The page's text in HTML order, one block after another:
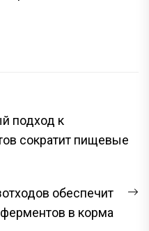
подход к
сократит пищевые
обеспечит
в корма